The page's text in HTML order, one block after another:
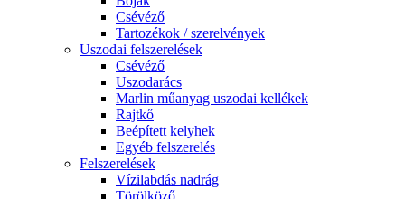
Csévéző
Tartozékok / szerelvények
Uszodai felszerelések
Csévéző
Uszodarács
Marlin műanyag uszodai kellékek
Rajtkő
Beépített kelyhek
Egyéb felszerelés
Felszerelések
Vízilabdás nadrág
Törölköző